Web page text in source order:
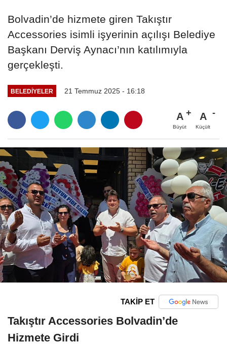
Bolvadin’de hizmete giren Takıştır
Accessories isimli işyerinin açılışı Belediye
Başkanı Derviş Aynacı’nın katılımıyla
gerçekleşti.
BELEDIYELER 21 Temmuz 2025 - 16:18
A
Büyüt
A
Küçült
TAKİP ET
Takıştır Accessories Bolvadin’de
Hizmete Girdi